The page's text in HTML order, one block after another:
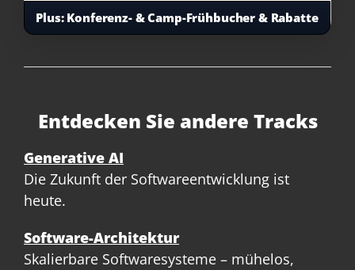
Plus:Konferenz- & Camp-Frühbucher & Rabatte
Entdecken Sie andere Tracks
Generative AI
Die Zukunft der Softwareentwicklung ist
heute.
Software-Architektur
Skalierbare Softwaresysteme – mühelos,